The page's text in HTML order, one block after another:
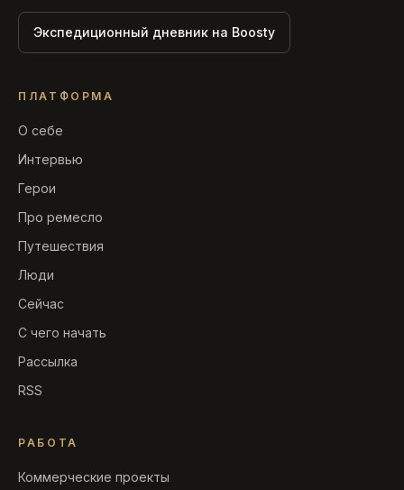
Экспедиционный дневник на Boosty
ПЛАТФОРМА
О себе
Интервью
Герои
Про ремесло
Путешествия
Люди
Сейчас
С чего начать
Рассылка
RSS
РАБОТА
Коммерческие проекты